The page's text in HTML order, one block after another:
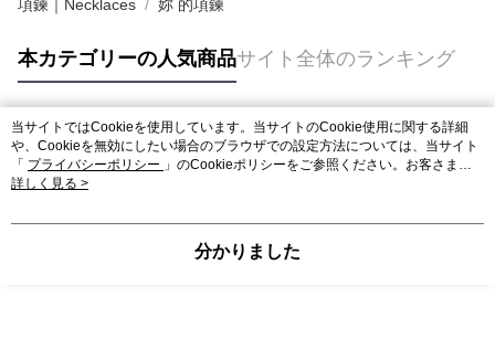
項鍊｜Necklaces 妳 的項鍊
本カテゴリーの人気商品サイト全体のランキング
人気タグ
当サイトではCookieを使用しています。当サイトのCookie使用に関する詳細
や、Cookieを無効にしたい場合のブラウザでの設定方法については、当サイト
「 プライバシーポリシー 」のCookieポリシーをご参照ください。お客さま
が、当サイトを引き続き使用される場合、当社がサイト利用規約のCookieポリ
詳しく見る >
分かりました